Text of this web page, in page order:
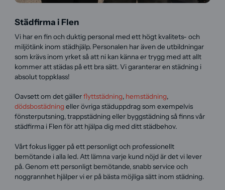
Städfirma i Flen
Vi har en fin och duktig personal med ett högt kvalitets- och
miljötänk inom städhjälp. Personalen har även de utbildningar
som krävs inom yrket så att ni kan känna er trygg med att allt
kommer att städas på ett bra sätt. Vi garanterar en städning i
absolut toppklass!
Oavsett om det gällerflyttstädning, hemstädning,
dödsbostädning eller övriga städuppdrag som exempelvis
fönsterputsning, trappstädning eller byggstädning så finns vår
städfirma i Flen för att hjälpa dig med ditt städbehov.
Vårt fokus ligger på ett personligt och professionellt
bemötande i alla led. Att lämna varje kund nöjd är det vi lever
på. Genom ett personligt bemötande, snabb service och
noggrannhet hjälper vi er på bästa möjliga sätt inom städning.